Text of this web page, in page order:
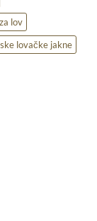
lov
lovačke jakne